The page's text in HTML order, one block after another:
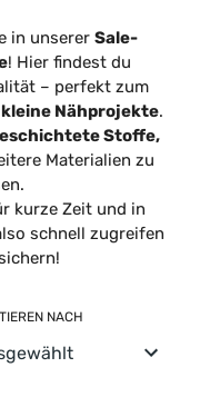
in unserer Sale-
! Hier findest du
– perfekt zum
Nähprojekte.
Stoffe,
Materialien zu
kurze Zeit und in
schnell zugreifen
NACH